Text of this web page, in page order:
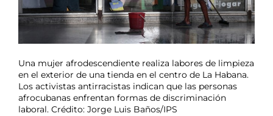
Una mujer afrodescendiente realiza labores de limpieza
en el exterior de una tienda en el centro de La Habana.
Los activistas antirracistas indican que las personas
afrocubanas enfrentan formas de discriminación
laboral. Crédito: Jorge Luis Baños/IPS